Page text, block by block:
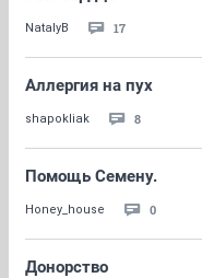
NatalyB 17
Аллергия на пух
shapokliak 8
Помощь Семену.
Honey_house 0
Донорство